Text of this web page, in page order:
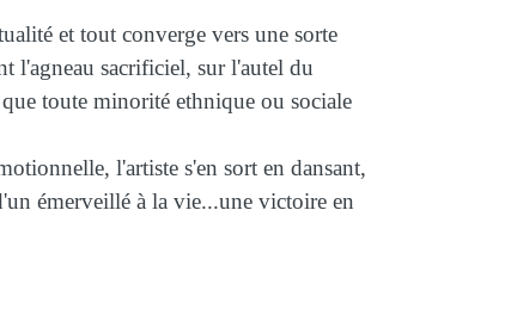
et tout converge vers une sorte
l'agneau sacrificiel, sur l'autel du
toute minorité ethnique ou sociale
l'artiste s'en sort en dansant,
émerveillé à la vie...une victoire en